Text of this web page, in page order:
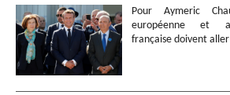
Pour Aymeric
européenne et
française doivent